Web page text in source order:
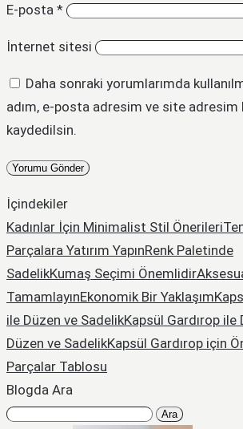
E-posta *
İnternet sitesi
Daha sonraki yorumlarımda
adım, e-posta adresim ve site adresim
kaydedilsin.
İçindekiler
Kadınlar İçin Minimalist Stil Önerileri
Parçalara Yatırım YapınRenk Paletinde
SadelikKumaş Seçimi Önemlidir
TamamlayınEkonomik Bir Yaklaşım
ile Düzen ve SadelikKapsül Gardırop ile
Düzen ve SadelikKapsül Gardırop için
Parçalar Tablosu
Blogda Ara
Arama: